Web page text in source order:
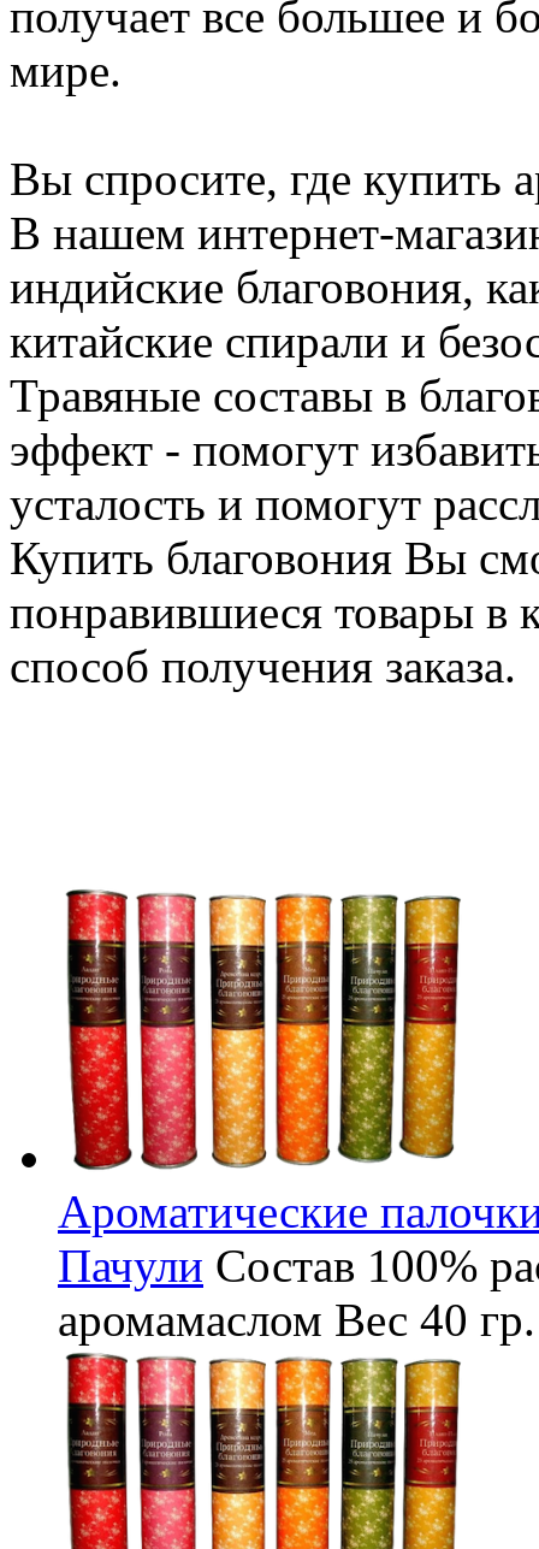
получает все большее и
мире.
Вы спросите, где купить
В нашем интернет-
индийские благовония,
китайские спирали и
Травяные составы в
эффект - помогут
усталость и помогут
Купить благовония Вы
понравившиеся товары в
способ получения
Ароматические
Пачули Состав 100%
аромамаслом Вес 40 гр.